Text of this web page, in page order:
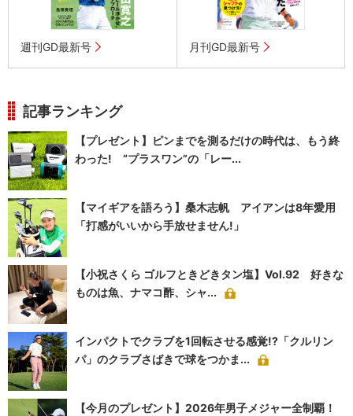
週刊GD最新号 月刊GD最新号
記事ランキング
【プレゼント】ピンまでを測るだけの時代は、もう終
わった! “プラスワン”の「レー...
【マイギアを語ろう】桑木志帆 アイアンは8年愛用
「打感がいいから手放せません!」
【小祝さくら ゴルフときどきタン塩】Vol.92 好きな
ものは魚、ナマコ酢、シャ...
インパクトでクラブを1回転させる感覚!?「クルリン
パ」のクラブさばきで球をつかま...
【今月のプレゼント】2026年男子メジャー全制覇！